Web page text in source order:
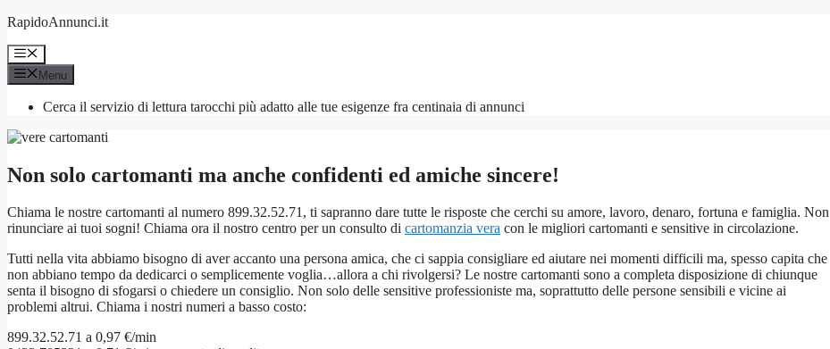
Vai
contenuto
RapidoAnnunci.it
Menu
Menu
Cerca il servizio di lettura tarocchi più adatto alle tue esigenze fra centinaia di annunci
Non solo cartomanti ma anche confidenti ed amiche sincere!
Chiama le nostre cartomanti al numero 899.32.52.71, ti sapranno dare tutte le risposte che cerchi su amore, lavoro, denaro, fortuna e famiglia. Non
rinunciare ai tuoi sogni! Chiama ora il nostro centro per un consulto di cartomanzia vera con le migliori cartomanti e sensitive in circolazione.
Tutti nella vita abbiamo bisogno di aver accanto una persona amica, che ci sappia consigliare ed aiutare nei momenti difficili ma, spesso capita che
non abbiano tempo da dedicarci o semplicemente voglia…allora a chi rivolgersi? Le nostre cartomanti sono a completa disposizione di chiunque
senta il bisogno di sfogarsi o chiedere un consiglio. Non solo delle sensitive professioniste ma, soprattutto delle persone sensibili e vicine ai
problemi altrui. Chiama i nostri numeri a basso costo:
899.32.52.71 a 0,97 €/min